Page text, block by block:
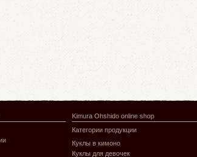
Kimura Ohshido online shop
Категории продукции
Куклы в кимоно
Куклы для девочек